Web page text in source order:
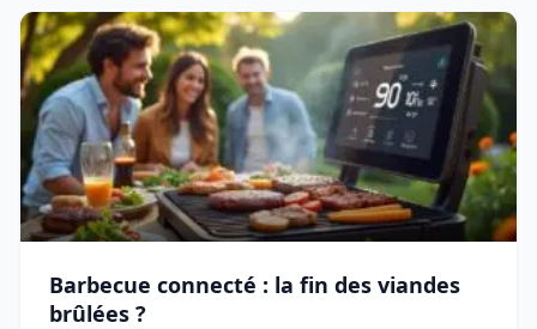
Barbecue connecté : la fin des viandes
brûlées ?